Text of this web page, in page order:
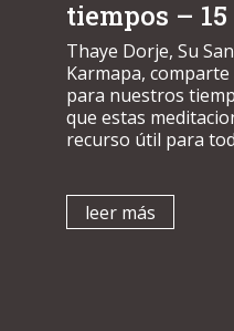
tiempos – 15
Thaye Dorje, Su
Karmapa,
para nuestros
que estas
recurso útil para
leer más